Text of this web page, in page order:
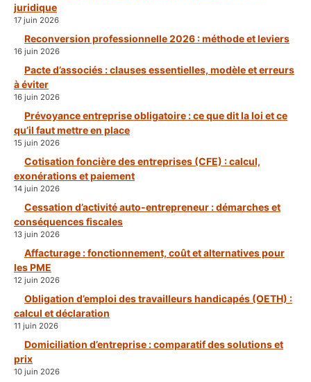
juridique
17 juin 2026
Reconversion professionnelle 2026 : méthode et leviers
16 juin 2026
Pacte d’associés : clauses essentielles, modèle et erreurs
à éviter
16 juin 2026
Prévoyance entreprise obligatoire : ce que dit la loi et ce
qu’il faut mettre en place
15 juin 2026
Cotisation foncière des entreprises (CFE) : calcul,
exonérations et paiement
14 juin 2026
Cessation d’activité auto-entrepreneur : démarches et
conséquences fiscales
13 juin 2026
Affacturage : fonctionnement, coût et alternatives pour
les PME
12 juin 2026
Obligation d’emploi des travailleurs handicapés (OETH) :
calcul et déclaration
11 juin 2026
Domiciliation d’entreprise : comparatif des solutions et
prix
10 juin 2026